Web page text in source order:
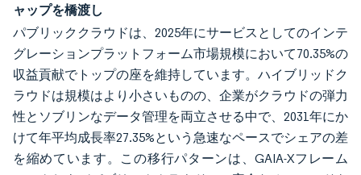
ャップを橋渡し
パブリッククラウドは、2025年にサービスとしてのインテ
グレーションプラットフォーム市場規模において70.35%の
収益貢献でトップの座を維持しています。ハイブリッドク
ラウドは規模はより小さいものの、企業がクラウドの弾力
性とソブリンなデータ管理を両立させる中で、2031年にか
けて年平均成長率27.35%という急速なペースでシェアの差
を縮めています。この移行パターンは、GAIA-Xフレーム